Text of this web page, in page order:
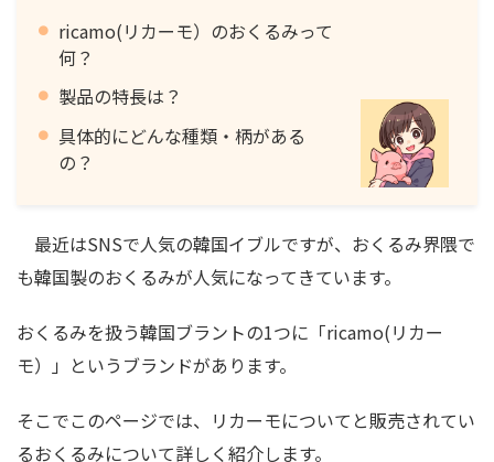
ricamo(リカーモ）のおくるみって
何？
製品の特長は？
具体的にどんな種類・柄がある
の？
最近はSNSで人気の韓国イブルですが、おくるみ界隈で
も韓国製のおくるみが人気になってきています。
おくるみを扱う韓国ブラントの1つに「ricamo(リカー
モ）」というブランドがあります。
そこでこのページでは、リカーモについてと販売されてい
るおくるみについて詳しく紹介します。